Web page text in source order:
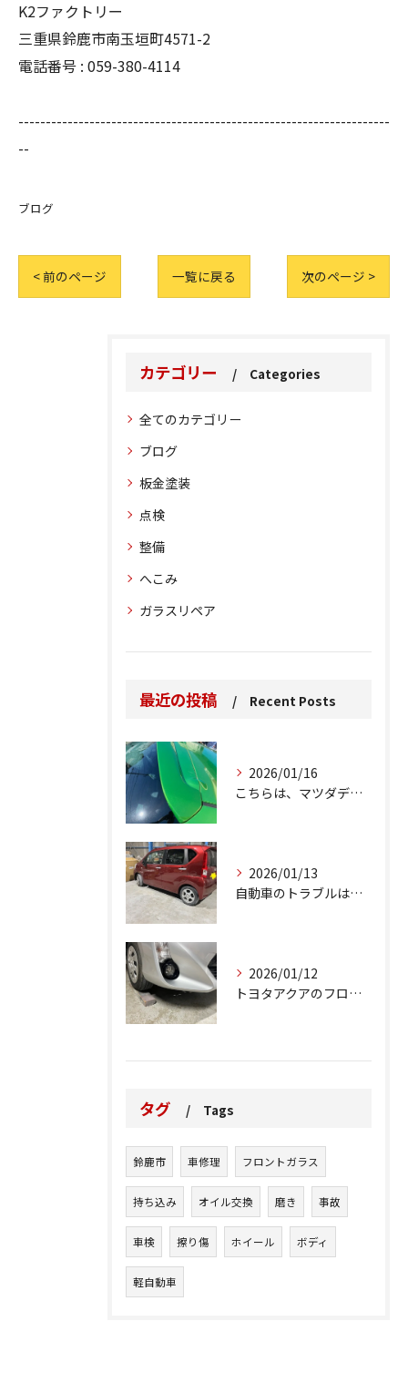
K2ファクトリー
三重県鈴鹿市南玉垣町4571-2
電話番号 : 059-380-4114
--------------------------------------------------------------------
--
ブログ
< 前のページ 一覧に戻る 次のページ >
カテゴリー Categories
全てのカテゴリー
ブログ
板金塗装
点検
整備
へこみ
ガラスリペア
最近の投稿 Recent Posts
2026/01/16
こちらは、マツダデミオのゲートのルーフスポイラーで、経年劣化...
2026/01/13
自動車のトラブルは、日常生活において避けられない出来事の一つ...
2026/01/12
トヨタアクアのフロントバンパーの右下側を縁石にぶつけてできた...
タグ Tags
鈴鹿市 車修理 フロントガラス
持ち込み オイル交換 磨き 事故
車検 擦り傷 ホイール ボディ
軽自動車